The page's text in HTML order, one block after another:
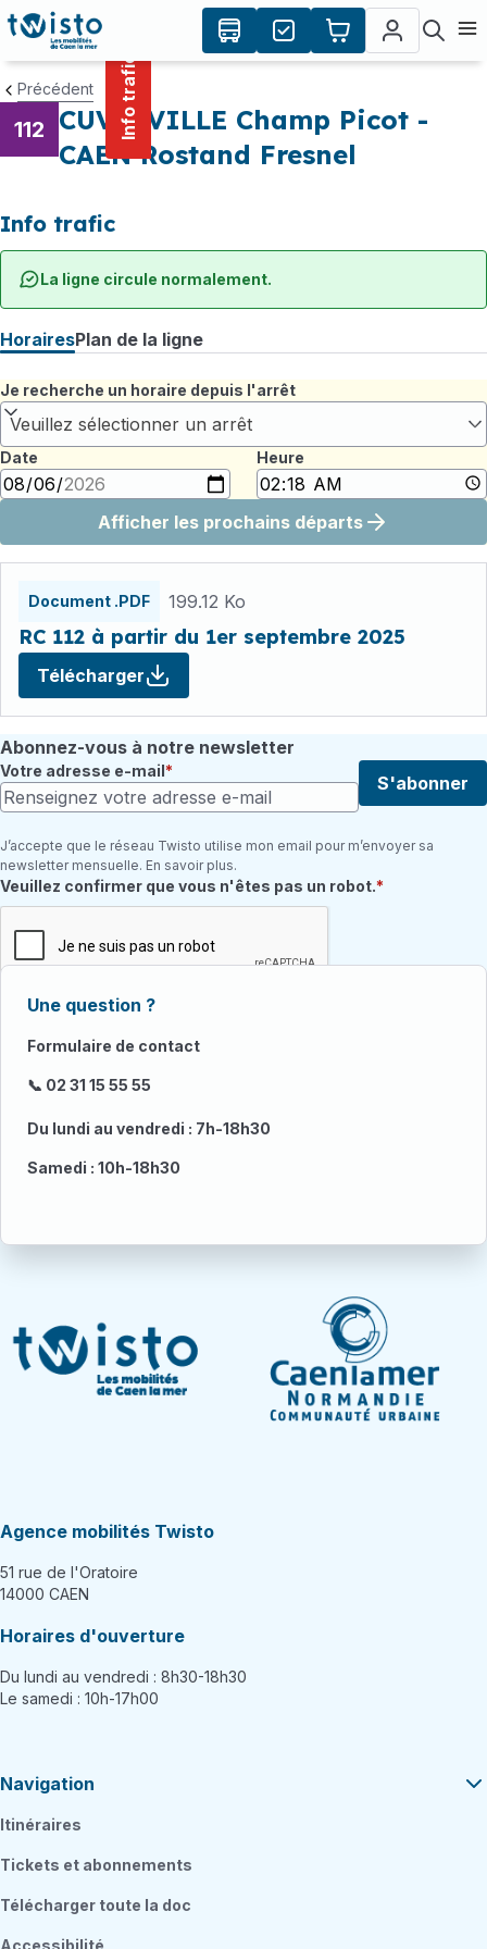
principal
Info trafic
Précédent
112
CUVERVILLE Champ Picot -
CAEN Rostand Fresnel
Info trafic
La ligne circule normalement.
HorairesPlan de la ligne
Je recherche un horaire depuis l'arrêt
Veuillez sélectionner un arrêt
Date Heure
Afficher les prochains départs
horaires
Document .PDF 199.12 Ko
RC 112 à partir du 1er septembre 2025
Télécharger
Abonnez-vous à notre newsletter
Votre adresse e-mail
S'abonner
J’accepte que le réseau Twisto utilise mon email pour m’envoyer sa
newsletter mensuelle. En savoir plus.
Champ requis
Veuillez confirmer que vous n'êtes pas un robot.
Une question ?
Formulaire de contact
📞 02 31 15 55 55
Du lundi au vendredi : 7h-18h30
Samedi : 10h-18h30
Agence mobilités Twisto
51 rue de l'Oratoire
14000 CAEN
Horaires d'ouverture
Du lundi au vendredi : 8h30-18h30
Le samedi : 10h-17h00
Navigation
Itinéraires
Tickets et abonnements
Télécharger toute la doc
Panneau de gestion des cookies